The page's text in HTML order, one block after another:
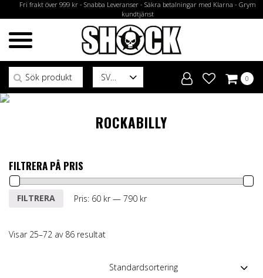
Fri frakt över 999 kr - Snabba Leveranser - Säkra betalningar med Klarna - Grym
kundtjänst
SV
Sök efter:
0
ROCKABILLY
FILTRERA PÅ PRIS
Min
MaxFILTRERA Pris: 60 kr— 790 kr
Visar 25–72 av 86 resultat